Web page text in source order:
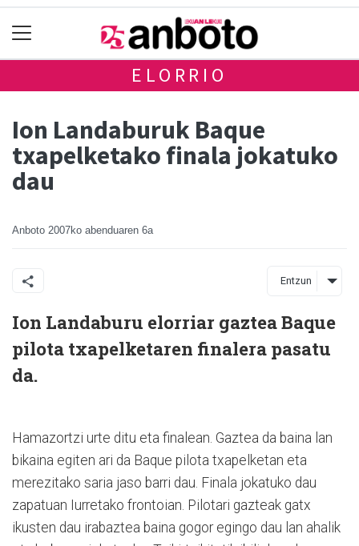
ELORRIO
Ion Landaburuk Baque
txapelketako finala jokatuko
dau
Anboto 2007ko abenduaren 6a
Entzun
Ion Landaburu elorriar gaztea Baque
pilota txapelketaren finalera pasatu
da.
Hamazortzi urte ditu eta finalean. Gaztea da baina lan
bikaina egiten ari da Baque pilota txapelketan eta
merezitako saria jaso barri dau. Finala jokatuko dau
zapatuan Iurretako frontoian. Pilotari gazteak gatx
ikusten dau irabaztea baina gogor egingo dau lan ahalik